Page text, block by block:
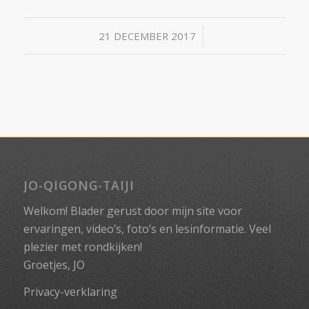
21 DECEMBER 2017
/
JO-QIGONG-TAIJI
Welkom! Blader gerust door mijn site voor
ervaringen, video’s, foto’s en lesinformatie. Veel
plezier met rondkijken!
Groetjes, JO
Privacy-verklaring